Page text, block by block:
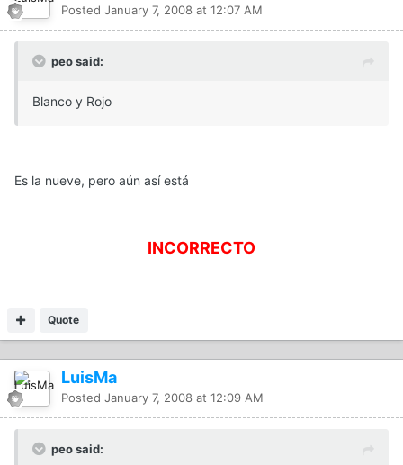
Posted January 7, 2008 at 12:07 AM
peo said:
Blanco y Rojo
Es la nueve, pero aún así está
INCORRECTO
Quote
LuisMa
Posted January 7, 2008 at 12:09 AM
peo said: